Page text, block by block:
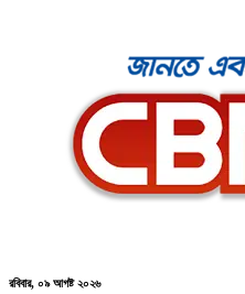
রবিবার, ০৯ আগষ্ট ২০২৬